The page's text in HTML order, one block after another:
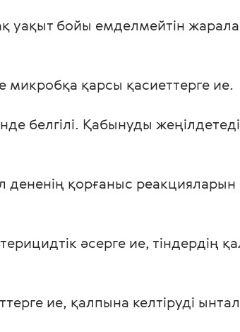
уақыт бойы емделмейтін
микробқа қарсы қасиеттерге ие.
белгілі. Қабынуды
қорғаныс
әсерге ие, тіндердің
ие, қалпына келтіруді